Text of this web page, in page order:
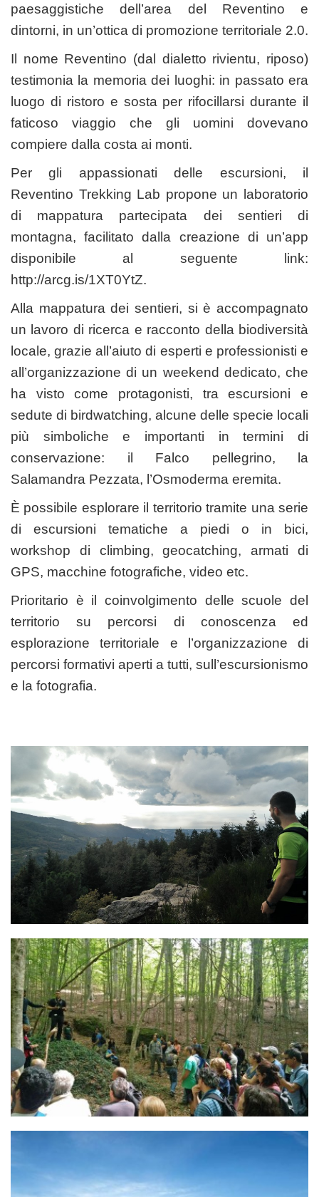
paesaggistiche dell’area del Reventino e
dintorni, in un’ottica di promozione territoriale 2.0.
Il nome Reventino (dal dialetto rivientu, riposo)
testimonia la memoria dei luoghi: in passato era
luogo di ristoro e sosta per rifocillarsi durante il
faticoso viaggio che gli uomini dovevano
compiere dalla costa ai monti.
Per gli appassionati delle escursioni, il
Reventino Trekking Lab propone un laboratorio
di mappatura partecipata dei sentieri di
montagna, facilitato dalla creazione di un’app
disponibile al seguente link:
http://arcg.is/1XT0YtZ.
Alla mappatura dei sentieri, si è accompagnato
un lavoro di ricerca e racconto della biodiversità
locale, grazie all’aiuto di esperti e professionisti e
all’organizzazione di un weekend dedicato, che
ha visto come protagonisti, tra escursioni e
sedute di birdwatching, alcune delle specie locali
più simboliche e importanti in termini di
conservazione: il Falco pellegrino, la
Salamandra Pezzata, l’Osmoderma eremita.
È possibile esplorare il territorio tramite una serie
di escursioni tematiche a piedi o in bici,
workshop di climbing, geocatching, armati di
GPS, macchine fotografiche, video etc.
Prioritario è il coinvolgimento delle scuole del
territorio su percorsi di conoscenza ed
esplorazione territoriale e l’organizzazione di
percorsi formativi aperti a tutti, sull’escursionismo
e la fotografia.